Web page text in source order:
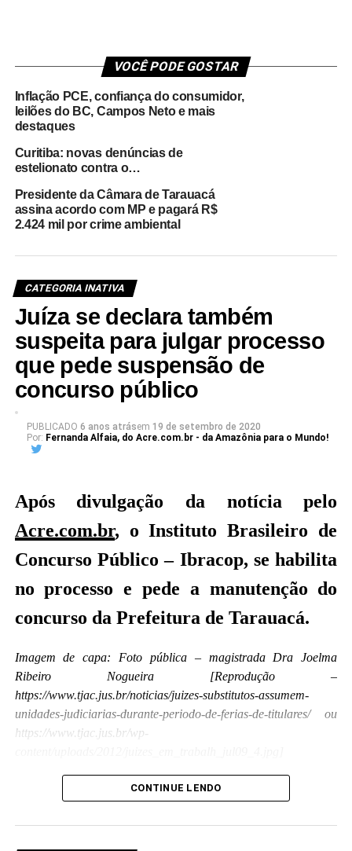
VOCÊ PODE GOSTAR
Inflação PCE, confiança do consumidor,
leilões do BC, Campos Neto e mais
destaques
Curitiba: novas denúncias de
estelionato contra o…
Presidente da Câmara de Tarauacá
assina acordo com MP e pagará R$
2.424 mil por crime ambiental
CATEGORIA INATIVA
Juíza se declara também
suspeita para julgar processo
que pede suspensão de
concurso público
PUBLICADO 6 anos atrásem 19 de setembro de 2020
Por: Fernanda Alfaia, do Acre.com.br - da Amazônia para o Mundo!
Após divulgação da notícia pelo
Acre.com.br, o Instituto Brasileiro de
Concurso Público – Ibracop, se habilita
no processo e pede a manutenção do
concurso da Prefeitura de Tarauacá.
Imagem de capa: Foto pública – magistrada Dra Joelma
Ribeiro Nogueira [Reprodução –
https://www.tjac.jus.br/noticias/juizes-substitutos-assumem-
unidades-judiciarias-durante-periodo-de-ferias-de-titulares/ ou
https://www.tjac.jus.br/wp-
A
pós o magistrado titular da Comarca de
CONTINUE LENDO